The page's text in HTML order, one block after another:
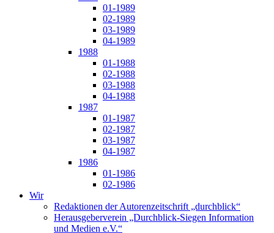
01-1989
02-1989
03-1989
04-1989
1988
01-1988
02-1988
03-1988
04-1988
1987
01-1987
02-1987
03-1987
04-1987
1986
01-1986
02-1986
Wir
Redaktionen der Autorenzeitschrift „durchblick“
Herausgeberverein „Durchblick-Siegen Information
und Medien e.V.“